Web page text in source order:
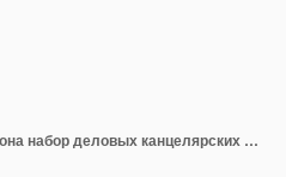
Фирменный стиль шаблона набор деловых канцелярских макетов с эмблемой брендинг